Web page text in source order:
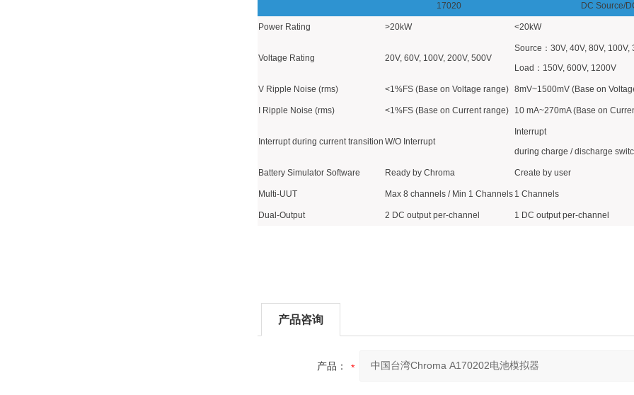
17020 DC Source/
Power Rating >20kW <20kW
Voltage Rating 20V, 60V, 100V, 200V, 500V
Source：30V, 40V, 80V, 100V,
Load：150V, 600V, 1200V
V Ripple Noise (rms) <1%FS (Base on Voltage range) 8mV~1500mV (Base on
I Ripple Noise (rms) <1%FS (Base on Current range) 10 mA~270mA (Base on
Interrupt during current transition W/O Interrupt
Interrupt
during charge / discharge
Battery Simulator Software Ready by Chroma Create by user
Multi-UUT Max 8 channels / Min 1 Channels 1 Channels
Dual-Output 2 DC output per-channel 1 DC output per-channel
产品咨询
产品：